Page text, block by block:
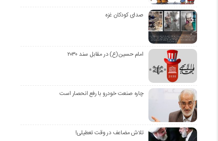
صدای کودکان غزه
امام حسین(ع) در مقابل سند ۲۰۳۰
چاره صنعت خودرو با رفع انحصار است
تلاش مضاعف در وقت تعطیلی!